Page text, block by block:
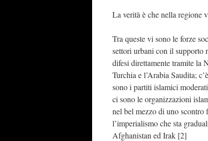
La verità è che nella regione
Tra queste vi sono le forze
settori urbani con il supporto
difesi direttamente tramite la
Turchia e l’Arabia Saudita;
sono i partiti islamici
ci sono le organizzazioni
nel bel mezzo di uno
l’imperialismo che sta
Afghanistan ed Irak [2]